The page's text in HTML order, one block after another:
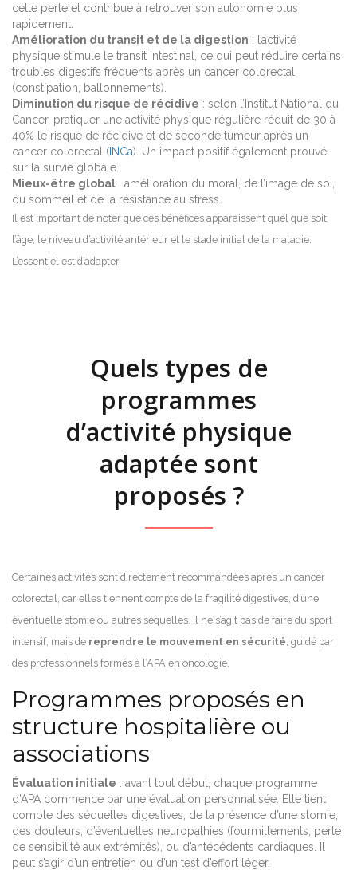
cette perte et contribue à retrouver son autonomie plus
rapidement.
Amélioration du transit et de la digestion : l’activité
physique stimule le transit intestinal, ce qui peut réduire certains
troubles digestifs fréquents après un cancer colorectal
(constipation, ballonnements).
Diminution du risque de récidive : selon l’Institut National du
Cancer, pratiquer une activité physique régulière réduit de 30 à
40% le risque de récidive et de seconde tumeur après un
cancer colorectal ( INCa). Un impact positif également prouvé
sur la survie globale.
Mieux-être global : amélioration du moral, de l’image de soi,
du sommeil et de la résistance au stress.
Il est important de noter que ces bénéfices apparaissent quel que soit
l’âge, le niveau d’activité antérieur et le stade initial de la maladie.
L’essentiel est d’adapter.
Quels types de
programmes
d’activité physique
adaptée sont
proposés ?
Certaines activités sont directement recommandées après un cancer
colorectal, car elles tiennent compte de la fragilité digestives, d’une
éventuelle stomie ou autres séquelles. Il ne s’agit pas de faire du sport
intensif, mais de reprendre le mouvement en sécurité , guidé par
des professionnels formés à l’APA en oncologie.
Programmes proposés en
structure hospitalière ou
associations
Évaluation initiale : avant tout début, chaque programme
d’APA commence par une évaluation personnalisée. Elle tient
compte des séquelles digestives, de la présence d’une stomie,
des douleurs, d’éventuelles neuropathies (fourmillements, perte
de sensibilité aux extrémités), ou d’antécédents cardiaques. Il
peut s’agir d’un entretien ou d’un test d’effort léger.